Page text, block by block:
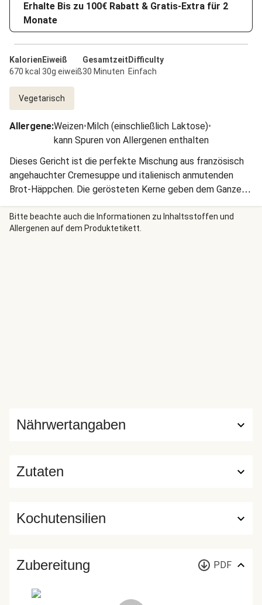
Erhalte Bis zu 100€ Rabatt & Gratis-Extra für 2
Monate
Kalorien
670 kcal
Eiweiß
30g eiweiß
Gesamtzeit
30 Minuten
Difficulty
Einfach
Vegetarisch
Allergene:Weizen•Milch (einschließlich Laktose)•
kann Spuren von Allergenen enthalten
Dieses Gericht ist die perfekte Mischung aus französisch
angehauchter Cremesuppe und italienisch anmutenden
Brot-Häppchen. Die gerösteten Kerne geben dem Ganzen
einen toll aromatischen Twist. Lass es Dir schmecken!
Bitte beachte auch die Informationen zu Inhaltsstoffen und
Allergenen auf dem Produktetikett.
Zutaten
Nährwertangaben
Kochutensilien
Zubereitung PDF